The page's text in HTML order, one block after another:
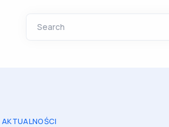
AKTUALNOŚCI